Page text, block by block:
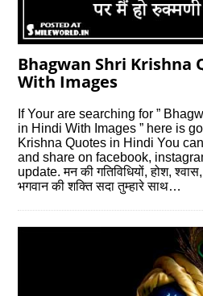
Bhagwan Shri Krishna
With Images
If Your are searching for ”
in Hindi With Images ” here is
Krishna Quotes in Hindi You
and share on facebook,
update. मन की गतिविधियों, होश,
भगवान की शक्ति सदा तुम्हारे साथ…